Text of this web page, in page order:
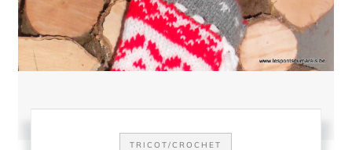
TRICOT/CROCHET